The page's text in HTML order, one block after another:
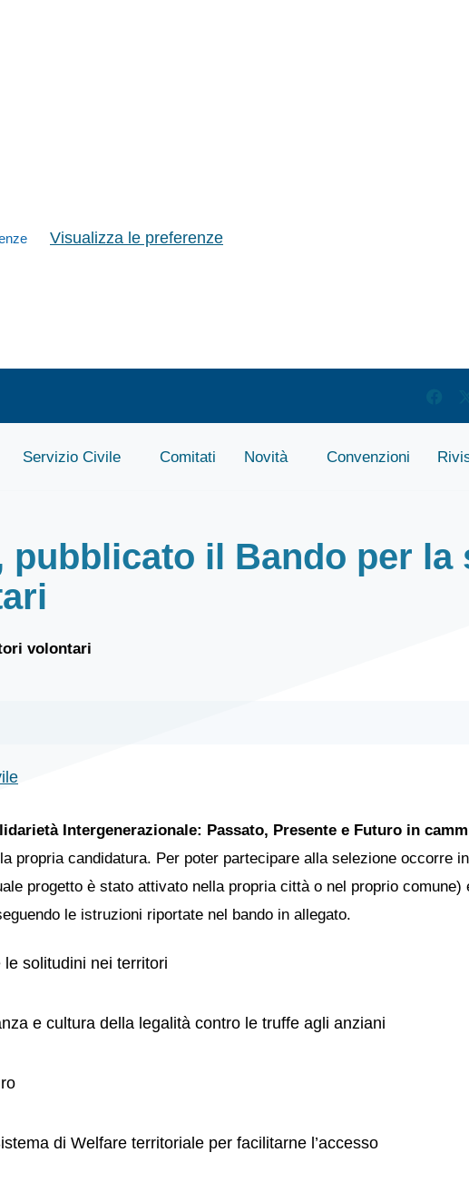
Visualizza le preferenze
Servizio Civile Comitati Novità Convenzioni
il Bando per la
volontari
Intergenerazionale: Passato, Presente e Futuro in
propria candidatura. Per poter partecipare alla selezione occorre
progetto è stato attivato nella propria città o nel proprio comune)
le istruzioni riportate nel bando in allegato.
solitudini nei territori
e cultura della legalità contro le truffe agli anziani
di Welfare territoriale per facilitarne l’accesso